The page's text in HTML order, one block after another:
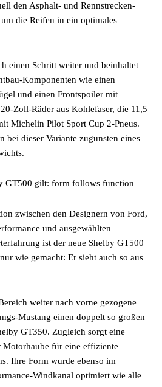
den Asphalt- und Rennstrecken-
die Reifen in ein optimales
einen Schritt weiter und beinhaltet
Komponenten wie einen
und einen Frontspoiler mit
Zoll-Räder aus Kohlefaser, die 11,5
Michelin Pilot Sport Cup 2-Pneus.
bei dieser Variante zugunsten eines
GT500 gilt: form follows function
zwischen den Designern von Ford,
und ausgewählten
ist der neue Shelby GT500
wie gemacht: Er sieht auch so aus
weiter nach vorne gezogene
Mustang einen doppelt so großen
GT350. Zugleich sorgt eine
für eine effiziente
Ihre Form wurde ebenso im
Windkanal optimiert wie alle